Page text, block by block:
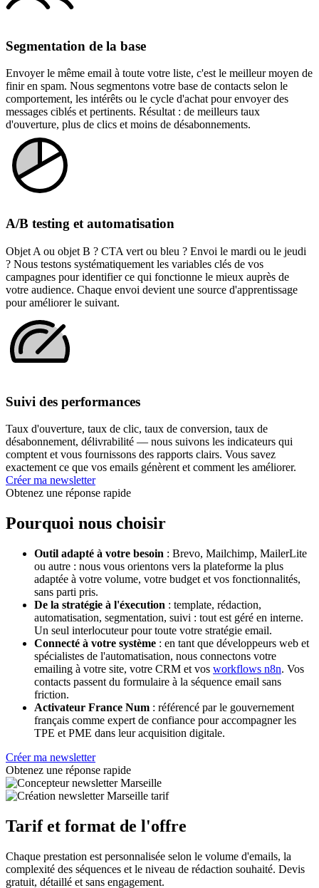
Segmentation de la base
Envoyer le même email à toute votre liste, c'est le meilleur moyen de
finir en spam. Nous segmentons votre base de contacts selon le
comportement, les intérêts ou le cycle d'achat pour envoyer des
messages ciblés et pertinents. Résultat : de meilleurs taux
d'ouverture, plus de clics et moins de désabonnements.
A/B testing et automatisation
Objet A ou objet B ? CTA vert ou bleu ? Envoi le mardi ou le jeudi
? Nous testons systématiquement les variables clés de vos
campagnes pour identifier ce qui fonctionne le mieux auprès de
votre audience. Chaque envoi devient une source d'apprentissage
pour améliorer le suivant.
Suivi des performances
Taux d'ouverture, taux de clic, taux de conversion, taux de
désabonnement, délivrabilité — nous suivons les indicateurs qui
comptent et vous fournissons des rapports clairs. Vous savez
exactement ce que vos emails génèrent et comment les améliorer.
Créer ma newsletter
Obtenez une réponse rapide
Pourquoi nous choisir
Outil adapté à votre besoin : Brevo, Mailchimp, MailerLite
ou autre : nous vous orientons vers la plateforme la plus
adaptée à votre volume, votre budget et vos fonctionnalités,
sans parti pris.
De la stratégie à l'éxecution : template, rédaction,
automatisation, segmentation, suivi : tout est géré en interne.
Un seul interlocuteur pour toute votre stratégie email.
Connecté à votre système : en tant que développeurs web et
spécialistes de l'automatisation, nous connectons votre
emailing à votre site, votre CRM et vos workflows n8n. Vos
contacts passent du formulaire à la séquence email sans
friction.
Activateur France Num : référencé par le gouvernement
français comme expert de confiance pour accompagner les
TPE et PME dans leur acquisition digitale.
Créer ma newsletter
Obtenez une réponse rapide
Tarif et format de l'offre
Chaque prestation est personnalisée selon le volume d'emails, la
complexité des séquences et le niveau de rédaction souhaité. Devis
gratuit, détaillé et sans engagement.